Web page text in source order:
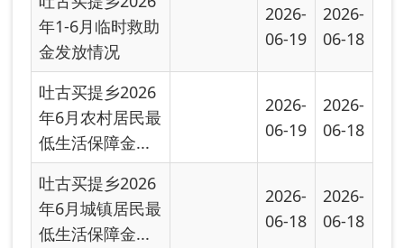
低生活保障金...
吐古买提乡2026
年6月特困供养补
助资金发放情...
06-18
06-18
吐古买提乡2025
年3月份80周岁
以上老年人基
本...
04-15
2025-
04-15
吐古买提乡2025
年2月份80周岁